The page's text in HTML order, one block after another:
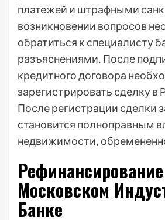
платежей и штрафными
возникновении вопросов
обратиться к специалисту
разъяснениями․ После
кредитного договора
зарегистрировать сделку в
После регистрации сделки
становится полноправным
недвижимости‚
Московском
Банке